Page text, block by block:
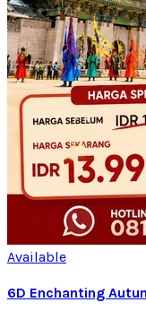
Available
6D Enchanting